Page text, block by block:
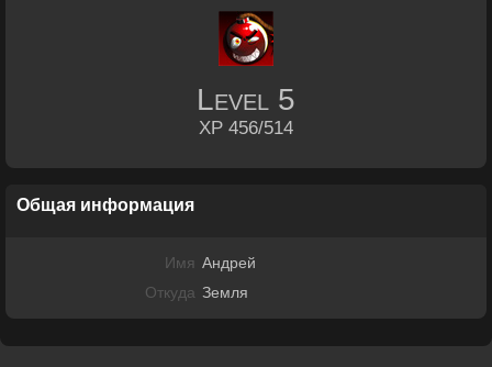
Level 5
XP 456/514
Общая информация
Имя Андрей
Откуда Земля